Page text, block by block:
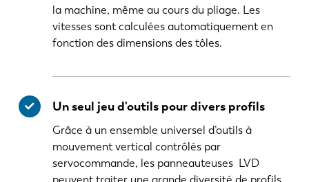
la machine, même au cours du pliage. Les
vitesses sont calculées automatiquement en
fonction des dimensions des tôles.
Un seul jeu d'outils pour divers profils
Grâce à un ensemble universel d’outils à
mouvement vertical contrôlés par
servocommande, les panneauteuses LVD
peuvent traiter une grande diversité de profils